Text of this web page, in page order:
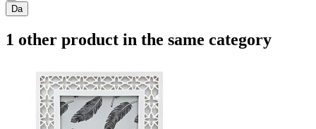
Da
1 other product in the same category